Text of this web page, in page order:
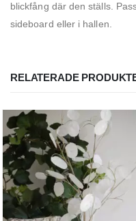
blickfång där den ställs.
sideboard eller i hallen.
RELATERADE